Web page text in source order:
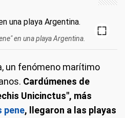
en una playa Argentina.
un fenómeno marítimo
Cardúmenes de
Unicinctus", más
pene, llegaron a las playas